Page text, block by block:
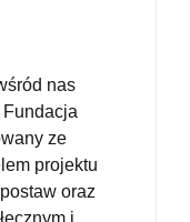
nas
ze
projektu
oraz